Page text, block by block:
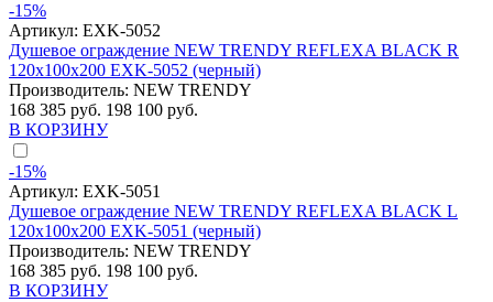
-15%
Артикул: EXK-5052
Душевое ограждение NEW TRENDY REFLEXA BLACK R
120x100x200 EXK-5052 (черный)
Производитель: NEW TRENDY
168 385 руб. 198 100 руб.
В КОРЗИНУ
-15%
Артикул: EXK-5051
Душевое ограждение NEW TRENDY REFLEXA BLACK L
120x100x200 EXK-5051 (черный)
Производитель: NEW TRENDY
168 385 руб. 198 100 руб.
В КОРЗИНУ